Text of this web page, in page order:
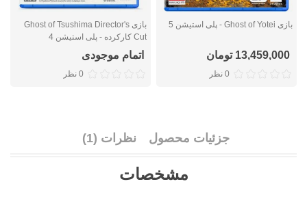
بازی Ghost of Yotei - پلی استیشن 5
13,459,000 تومان
0 نظر
بازی Ghost of Tsushima Director's
Cut کارکرده - پلی استیشن 4
اتمام موجودی
0 نظر
جزئیات محصول نظرات (1)
مشخصات